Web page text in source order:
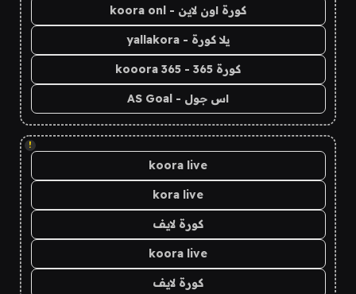
كورة اون لاين - koora onl
يلا كورة - yallakora
كورة 365 - kooora 365
اس جول - AS Goal
!
koora live
kora live
كورة لايف
koora live
كورة لايف